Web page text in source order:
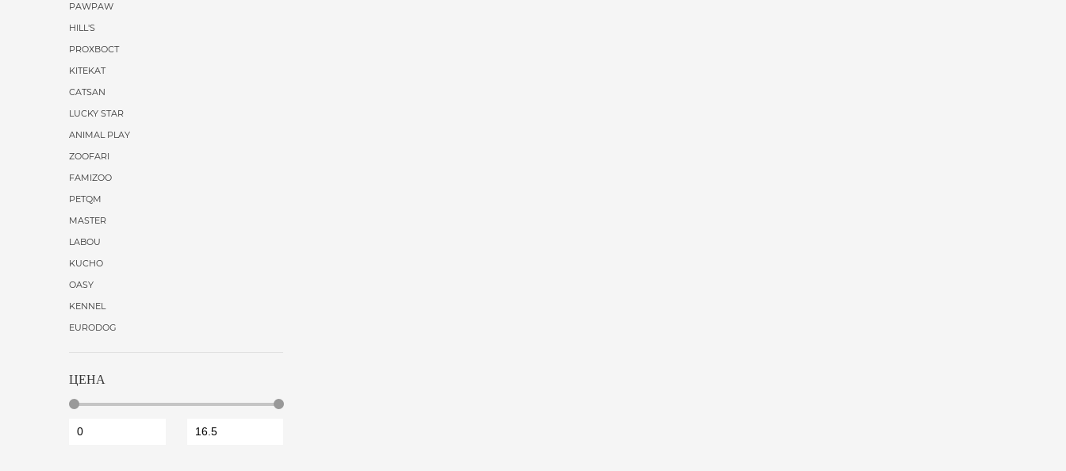
PAWPAW
HILL'S
PROХВОСТ
KITEKAT
CATSAN
LUCKY STAR
ANIMAL PLAY
ZOOFARI
FAMIZOO
PETQM
MASTER
LABOU
KUCHO
OASY
KENNEL
EURODOG
ЦЕНА